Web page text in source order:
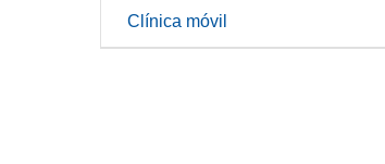
Clínica móvil